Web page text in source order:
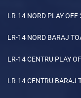
LR-14 NORD PLAY
LR-14 NORD BARAJ
LR-14 CENTRU PLAY
LR-14 CENTRU BARAJ